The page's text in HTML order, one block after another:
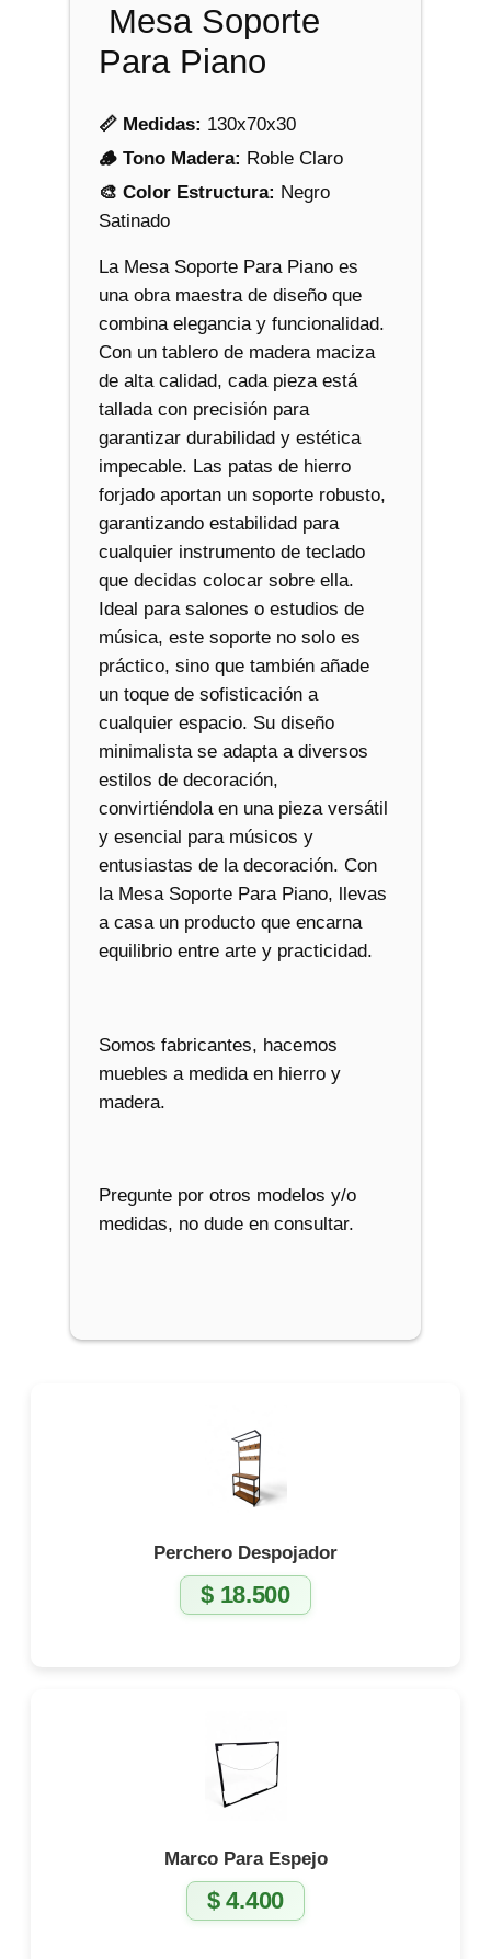
n
Mesa Soporte
Para Piano
📏 Medidas: 130x70x30
🪵 Tono Madera: Roble Claro
🎨 Color Estructura: Negro
Satinado
La Mesa Soporte Para Piano es
una obra maestra de diseño que
combina elegancia y funcionalidad.
Con un tablero de madera maciza
de alta calidad, cada pieza está
tallada con precisión para
garantizar durabilidad y estética
impecable. Las patas de hierro
forjado aportan un soporte robusto,
garantizando estabilidad para
cualquier instrumento de teclado
que decidas colocar sobre ella.
Ideal para salones o estudios de
música, este soporte no solo es
práctico, sino que también añade
un toque de sofisticación a
cualquier espacio. Su diseño
minimalista se adapta a diversos
estilos de decoración,
convirtiéndola en una pieza versátil
y esencial para músicos y
entusiastas de la decoración. Con
la Mesa Soporte Para Piano, llevas
a casa un producto que encarna
equilibrio entre arte y practicidad.
Somos fabricantes, hacemos
muebles a medida en hierro y
madera.
Pregunte por otros modelos y/o
medidas, no dude en consultar.
Perchero Despojador
$18.500
Marco Para Espejo
$4.400